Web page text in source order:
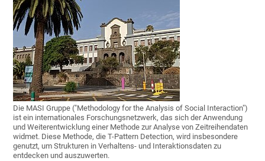
Die MASI Gruppe ("Methodology for the Analysis of Social Interaction")
ist ein internationales Forschungsnetzwerk, das sich der Anwendung
und Weiterentwicklung einer Methode zur Analyse von Zeitreihendaten
widmet. Diese Methode, die T-Pattern Detection, wird insbesondere
genutzt, um Strukturen in Verhaltens- und Interaktionsdaten zu
entdecken und auszuwerten.